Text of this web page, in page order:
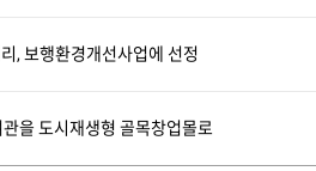
, 보행환경개선사업에 선정
관을 도시재생형 골목창업몰로